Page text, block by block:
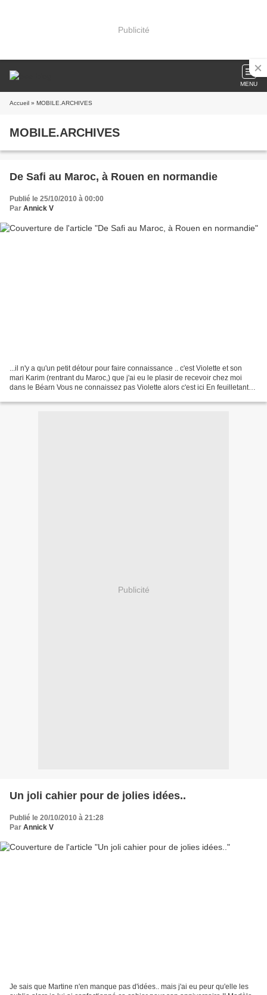
Publicité
MENU
Accueil » MOBILE.ARCHIVES
MOBILE.ARCHIVES
De Safi au Maroc, à Rouen en normandie
Publié le 25/10/2010 à 00:00
Par Annick V
...il n'y a qu'un petit détour pour faire connaissance .. c'est Violette et son
mari Karim (rentrant du Maroc,) que j'ai eu le plasir de recevoir chez moi
dans le Béarn Vous ne connaissez pas Violette alors c'est ici En feuilletant
Publicité
Un joli cahier pour de jolies idées..
Publié le 20/10/2010 à 21:28
Par Annick V
Je sais que Martine n'en manque pas d'idées.. mais j'ai eu peur qu'elle les